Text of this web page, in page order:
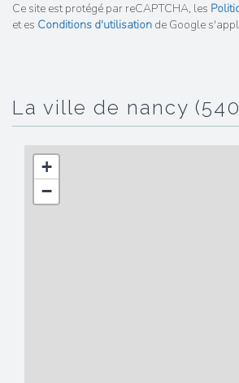
Ce site est protégé par reCAPTCHA, les
et es Conditions d'utilisation de Google
la ville de nancy
+
−